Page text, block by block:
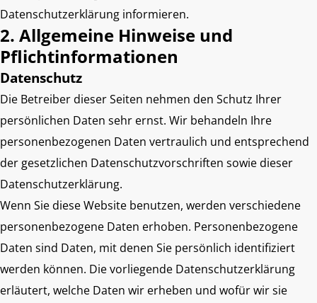
Datenschutzerklärung informieren.
2. Allgemeine Hinweise und
Pflichtinformationen
Datenschutz
Die Betreiber dieser Seiten nehmen den Schutz Ihrer
persönlichen Daten sehr ernst. Wir behandeln Ihre
personenbezogenen Daten vertraulich und entsprechend
der gesetzlichen Datenschutzvorschriften sowie dieser
Datenschutzerklärung.
Wenn Sie diese Website benutzen, werden verschiedene
personenbezogene Daten erhoben. Personenbezogene
Daten sind Daten, mit denen Sie persönlich identifiziert
werden können. Die vorliegende Datenschutzerklärung
erläutert, welche Daten wir erheben und wofür wir sie